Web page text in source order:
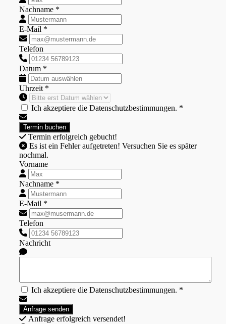
Nachname *
E-Mail *
Telefon
Datum *
Uhrzeit *
Ich akzeptiere die Datenschutzbestimmungen. *
Termin erfolgreich gebucht!
nochmal.
Vorname
Nachname *
E-Mail *
Telefon
Nachricht
Ich akzeptiere die Datenschutzbestimmungen. *
Anfrage erfolgreich versendet!